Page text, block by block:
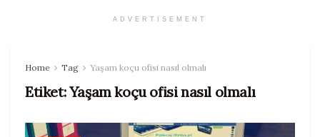
ADVERTISEMENT
Home Tag Yaşam koçu ofisi nasıl olmalı
Etiket:Yaşam koçu ofisi nasıl olmalı